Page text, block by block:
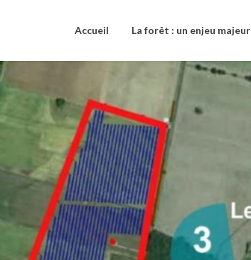
Accueil La forêt : un enjeu majeur